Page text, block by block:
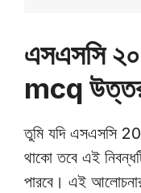
এসএসসি
mcq
তুমি যদি এসএসসি
থাকো তবে এই
পারবে। এই